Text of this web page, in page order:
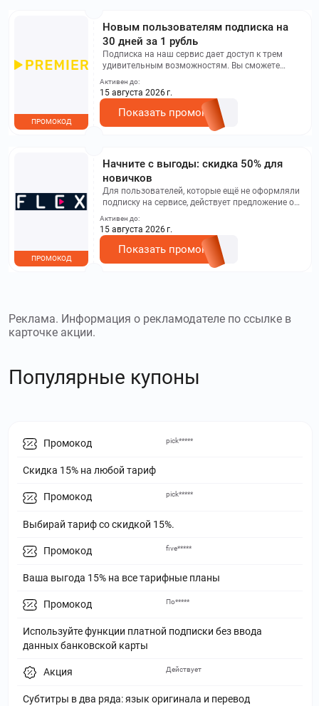
Новым пользователям подписка на
30 дней за 1 рубль
Подписка на наш сервис дает доступ к трем
удивительным возможностям. Вы сможете
раздражающей рекламы, получить полный
доступ к библиотеке PREMIER, а также
присоединиться к программе лояльности
"Газпром Бонус" и получать кешбэк и скидки.
ПРОМОКОД
Активен до:
15 августа 2026 г.
Показать промокод
Начните с выгоды: скидка 50% для
новичков
Для пользователей, которые ещё не оформляли
подписку на сервисе, действует предложение о
50% от его полной стоимости.
ПРОМОКОД
Активен до:
15 августа 2026 г.
Показать промокод
Реклама. Информация о рекламодателе по ссылке в
карточке акции.
Популярные купоны
Промокод
Скидка 15% на любой тариф
pick*****
Промокод
Выбирай тариф со скидкой 15%.
pick*****
Промокод
Ваша выгода 15% на все тарифные планы
five*****
Промокод
Используйте функции платной подписки без ввода
данных банковской карты
По*****
Акция
Субтитры в два ряда: язык оригинала и перевод
Действует